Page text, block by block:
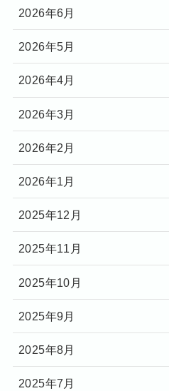
2026年6月
2026年5月
2026年4月
2026年3月
2026年2月
2026年1月
2025年12月
2025年11月
2025年10月
2025年9月
2025年8月
2025年7月